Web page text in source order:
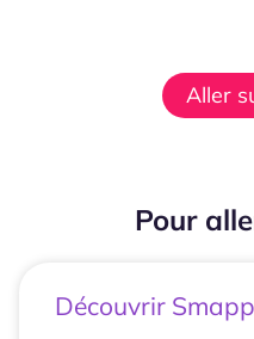
Aller
Pour
Découvrir